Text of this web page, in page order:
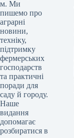
м. Ми
пишемо про
аграрні
новини,
техніку,
підтримку
фермерських
господарств
та практичні
поради для
саду й городу.
Наше
видання
допомагає
розбиратися в